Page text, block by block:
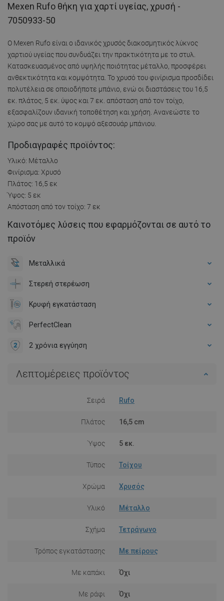
Mexen Rufo θήκη για χαρτί υγείας, χρυσή -
7050933-50
Ο Mexen Rufo είναι ο ιδανικός χρυσός διακοσμητικός λύκνος
χαρτιού υγείας που συνδυάζει την πρακτικότητα με το στυλ.
Κατασκευασμένος από υψηλής ποιότητας μέταλλο, προσφέρει
ανθεκτικότητα και κομψότητα. Το χρυσό του φινίρισμα προσδίδει
πολυτέλεια σε οποιοδήποτε μπάνιο, ενώ οι διαστάσεις του 16,5
εκ. πλάτος, 5 εκ. ύψος και 7 εκ. απόσταση από τον τοίχο,
εξασφαλίζουν ιδανική τοποθέτηση και χρήση. Ανανεώστε το
χώρο σας με αυτό το κομψό αξεσουάρ μπάνιου.
Προδιαγραφές προϊόντος:
Υλικό: Μέταλλο
Φινίρισμα: Χρυσό
Πλάτος: 16,5 εκ
Ύψος: 5 εκ
Απόσταση από τον τοίχο: 7 εκ
Καινοτόμες λύσεις που εφαρμόζονται σε αυτό το
προϊόν
Μεταλλικά
Στερεή στερέωση
Κρυφή εγκατάσταση
PerfectClean
2 χρόνια εγγύηση
Λεπτομέρειες προϊόντος
Σειρά Rufo
Πλάτος 16,5 cm
Ύψος 5 εκ.
Τύπος Τοίχου
Χρώμα Χρυσός
Υλικό Μέταλλο
Σχήμα Τετράγωνο
Τρόπος εγκατάστασης Με πείρους
Με καπάκι Όχι
Με ράφι Όχι